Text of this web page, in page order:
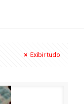
Exibir tudo